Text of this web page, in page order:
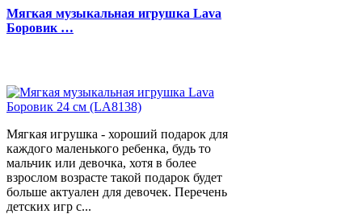
Мягкая музыкальная игрушка Lava
Боровик …
Мягкая игрушка - хороший подарок для
каждого маленького ребенка, будь то
мальчик или девочка, хотя в более
взрослом возрасте такой подарок будет
больше актуален для девочек. Перечень
детских игр с...